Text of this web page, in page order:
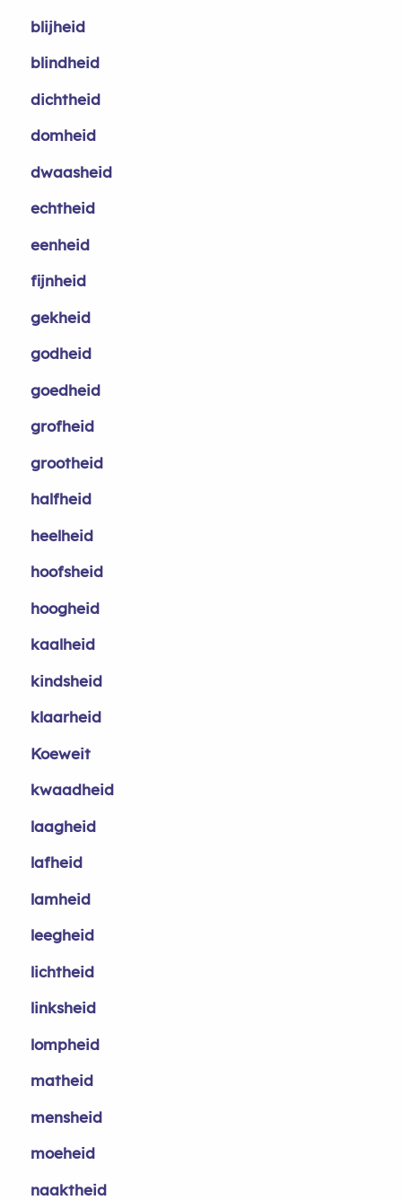
blijheid
blindheid
dichtheid
domheid
dwaasheid
echtheid
eenheid
fijnheid
gekheid
godheid
goedheid
grofheid
grootheid
halfheid
heelheid
hoofsheid
hoogheid
kaalheid
kindsheid
klaarheid
Koeweit
kwaadheid
laagheid
lafheid
lamheid
leegheid
lichtheid
linksheid
lompheid
matheid
mensheid
moeheid
naaktheid